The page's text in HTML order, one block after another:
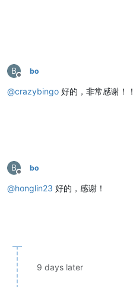
B
Offline
bo
@crazybingo 好的，非常感谢！！
B
Offline
bo
@honglin23 好的，感谢！
9 days later